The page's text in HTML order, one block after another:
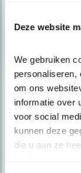
Deze website
We gebruiken
personaliseren,
om ons
informatie over
voor social
kunnen deze
die u aan ze
Meld je aan en
over vogels en
AANMELDEN
Volg ons